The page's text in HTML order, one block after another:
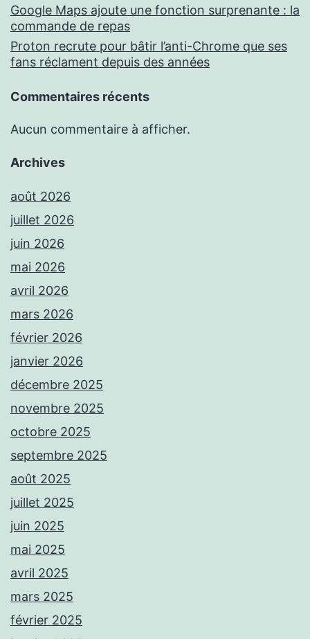
Google Maps ajoute une fonction surprenante : la
commande de repas
Proton recrute pour bâtir l’anti-Chrome que ses
fans réclament depuis des années
Commentaires récents
Aucun commentaire à afficher.
Archives
août 2026
juillet 2026
juin 2026
mai 2026
avril 2026
mars 2026
février 2026
janvier 2026
décembre 2025
novembre 2025
octobre 2025
septembre 2025
août 2025
juillet 2025
juin 2025
mai 2025
avril 2025
mars 2025
février 2025